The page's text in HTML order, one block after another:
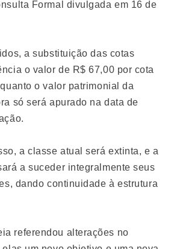
Formal divulgada em 16 de
a substituição das cotas
o valor de R$ 67,00 por cota
o valor patrimonial da
só será apurado na data de
a classe atual será extinta, e a
a suceder integralmente seus
dando continuidade à estrutura
referendou alterações no